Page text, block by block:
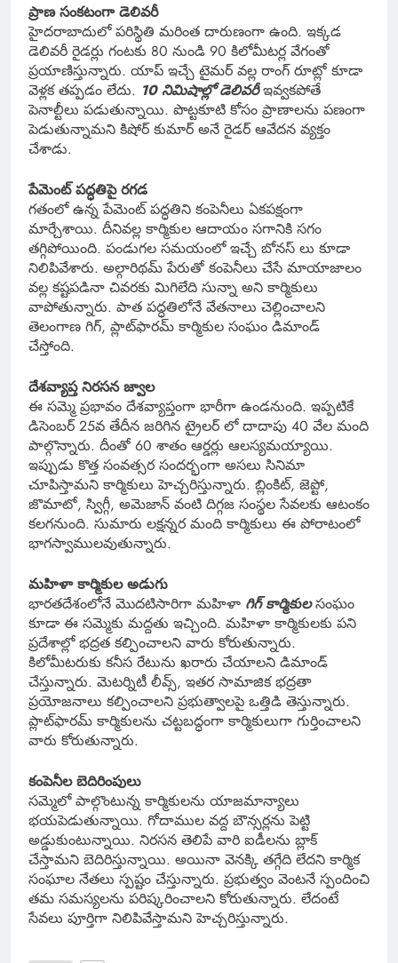
ప్రాణ సంకటంగా డెలివరీ
హైదరాబాదులో పరిస్థితి మరింత దారుణంగా ఉంది. ఇక్కడ
డెలివరీ రైడర్లు గంటకు 80 నుండి 90 కిలోమీటర్ల వేగంతో
ప్రయాణిస్తున్నారు. యాప్ ఇచ్చే టైమర్ వల్ల రాంగ్ రూట్లో కూడా
వెళ్లక తప్పడం లేదు. 10 నిమిషాల్లో డెలివరీఇవ్వకపోతే
పెనాల్టీలు పడుతున్నాయి. పొట్టకూటి కోసం ప్రాణాలను పణంగా
పెడుతున్నామని కిషోర్ కుమార్ అనే రైడర్ ఆవేదన వ్యక్తం
చేశాడు.
పేమెంట్ పద్ధతిపై రగడ
గతంలో ఉన్న పేమెంట్ పద్ధతిని కంపెనీలు ఏకపక్షంగా
మార్చేశాయి. దీనివల్ల కార్మికుల ఆదాయం సగానికి సగం
తగ్గిపోయింది. పండుగల సమయంలో ఇచ్చే బోనస్ లు కూడా
నిలిపివేశారు. అల్గారిథమ్ పేరుతో కంపెనీలు చేసే మాయాజాలం
వల్ల కష్టపడినా చివరకు మిగిలేది సున్నా అని కార్మికులు
వాపోతున్నారు. పాత పద్ధతిలోనే వేతనాలు చెల్లించాలని
తెలంగాణ గిగ్, ప్లాట్‌ఫారమ్ కార్మికుల సంఘం డిమాండ్
చేస్తోంది.
దేశవ్యాప్త నిరసన జ్వాల
ఈ సమ్మె ప్రభావం దేశవ్యాప్తంగా భారీగా ఉండనుంది. ఇప్పటికే
డిసెంబర్ 25వ తేదీన జరిగిన ట్రైలర్ లో దాదాపు 40 వేల మంది
పాల్గొన్నారు. దీంతో 60 శాతం ఆర్డర్లు ఆలస్యమయ్యాయి.
ఇప్పుడు కొత్త సంవత్సర సందర్భంగా అసలు సినిమా
చూపిస్తామని కార్మికులు హెచ్చరిస్తున్నారు. బ్లింకిట్, జెప్టో,
జొమాటో, స్విగ్గీ, అమెజాన్ వంటి దిగ్గజ సంస్థల సేవలకు ఆటంకం
కలగనుంది. సుమారు లక్షన్నర మంది కార్మికులు ఈ పోరాటంలో
భాగస్వాములవుతున్నారు.
మహిళా కార్మికుల అడుగు
భారతదేశంలోనే మొదటిసారిగా మహిళా గిగ్ కార్మికులసంఘం
కూడా ఈ సమ్మెకు మద్దతు ఇచ్చింది. మహిళా కార్మికులకు పని
ప్రదేశాల్లో భద్రత కల్పించాలని వారు కోరుతున్నారు.
కిలోమీటరుకు కనీస రేటును ఖరారు చేయాలని డిమాండ్
చేస్తున్నారు. మెటర్నిటీ లీవ్స్, ఇతర సామాజిక భద్రతా
ప్రయోజనాలు కల్పించాలని ప్రభుత్వాలపై ఒత్తిడి తెస్తున్నారు.
ప్లాట్‌ఫారమ్ కార్మికులను చట్టబద్ధంగా కార్మికులుగా గుర్తించాలని
వారు కోరుతున్నారు.
కంపెనీల బెదిరింపులు
సమ్మెలో పాల్గొంటున్న కార్మికులను యాజమాన్యాలు
భయపెడుతున్నాయి. గోదాముల వద్ద బౌన్సర్లను పెట్టి
అడ్డుకుంటున్నాయి. నిరసన తెలిపే వారి ఐడీలను బ్లాక్
చేస్తామని బెదిరిస్తున్నాయి. అయినా వెనక్కి తగ్గేది లేదని కార్మిక
సంఘాల నేతలు స్పష్టం చేస్తున్నారు. ప్రభుత్వం వెంటనే స్పందించి
తమ సమస్యలను పరిష్కరించాలని కోరుతున్నారు. లేదంటే
సేవలు పూర్తిగా నిలిపివేస్తామని హెచ్చరిస్తున్నారు.